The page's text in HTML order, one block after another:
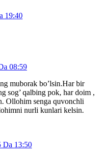
19:40
08:59
muborak bo’lsin.Har bir
sog’ qalbing pok, har doim ,
Ollohim senga quvonchli
nurli kunlari kelsin.
Da 13:50